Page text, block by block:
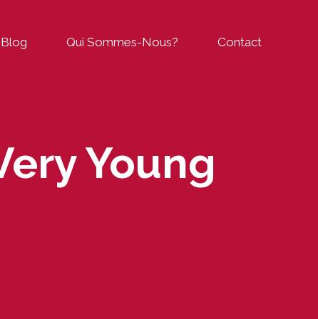
Blog Qui Sommes-Nous? Contact
Young